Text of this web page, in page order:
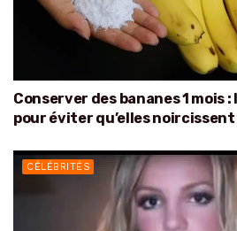
Conserver des bananes 1 mois
pour éviter qu’elles noircissent
CÉLÉBRITÉS